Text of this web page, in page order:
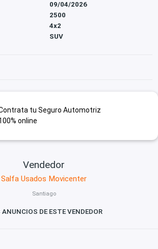
09/04/2026
2500
4x2
SUV
tu Seguro Automotriz
online
Vendedor
Salfa Usados Movicenter
Santiago
DE ESTE VENDEDOR